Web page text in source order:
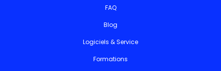
FAQ
Blog
Logiciels & Service
Formations